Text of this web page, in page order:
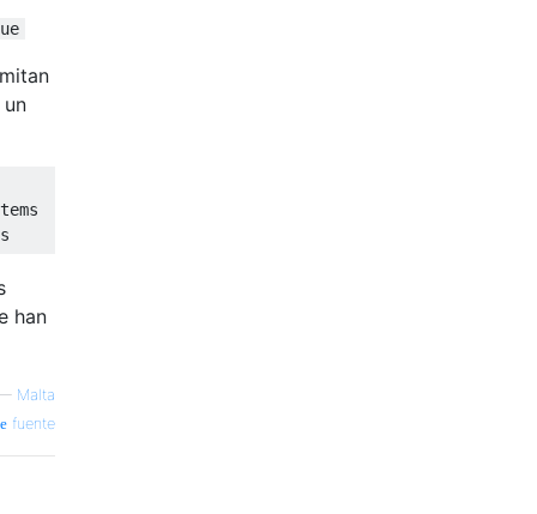
han
Malta
fuente